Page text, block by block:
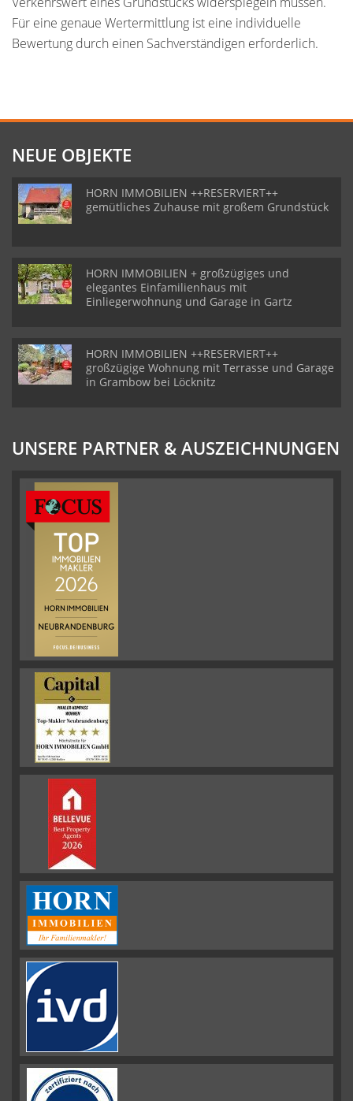
Für eine genaue Wertermittlung ist eine individuelle
Bewertung durch einen Sachverständigen erforderlich.
NEUE OBJEKTE
HORN IMMOBILIEN ++RESERVIERT++
gemütliches Zuhause mit großem Grundstück
HORN IMMOBILIEN + großzügiges und
elegantes Einfamilienhaus mit
Einliegerwohnung und Garage in Gartz
HORN IMMOBILIEN ++RESERVIERT++
großzügige Wohnung mit Terrasse und Garage
in Grambow bei Löcknitz
UNSERE PARTNER & AUSZEICHNUNGEN